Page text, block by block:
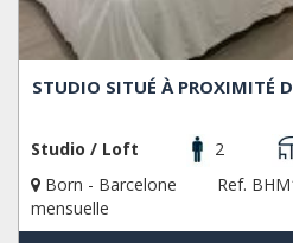
STUDIO SITUÉ À PROXIMITÉ
Studio / Loft 2
Born - Barcelone
Ref.
mensuelle